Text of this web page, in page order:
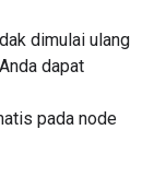
dimulai ulang
dapat
pada node